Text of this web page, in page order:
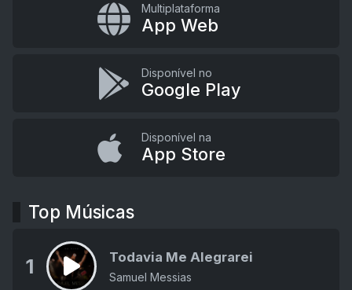
Multiplataforma
App Web
Disponível no
Google Play
Disponível na
App Store
Top Músicas
1 Todavia Me Alegrarei
Samuel Messias